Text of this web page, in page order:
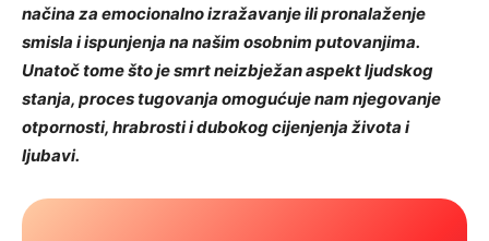
načina za emocionalno izražavanje ili pronalaženje
smisla i ispunjenja na našim osobnim putovanjima.
Unatoč tome što je smrt neizbježan aspekt ljudskog
stanja, proces tugovanja omogućuje nam njegovanje
otpornosti, hrabrosti i dubokog cijenjenja života i
ljubavi.